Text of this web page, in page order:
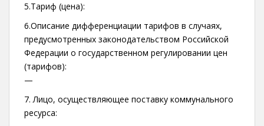
5.Тариф (цена):
6.Описание дифференциации тарифов в случаях,
предусмотренных законодательством Российской
Федерации о государственном регулировании цен
(тарифов):
—
7. Лицо, осуществляющее поставку коммунального
ресурса: